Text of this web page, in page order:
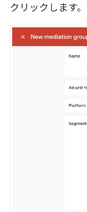
クリックします。